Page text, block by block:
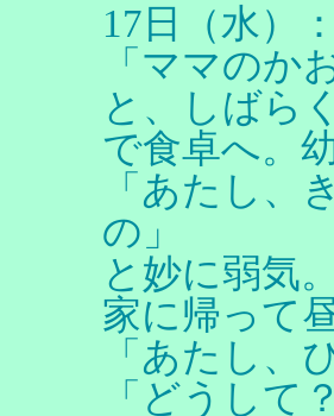
17日（水）
「ママのか
と、しばら
で食卓へ。
「あたし、
の」
と妙に弱気
家に帰って
「あたし、
「どうして？